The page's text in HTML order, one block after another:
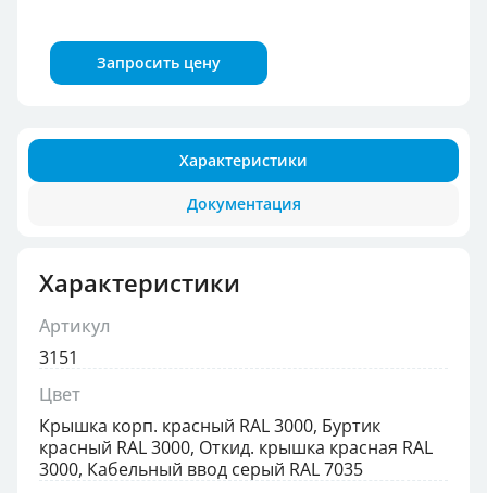
Запросить цену
Характеристики
Документация
Характеристики
Артикул
3151
Цвет
Крышка корп. красный RAL 3000, Буртик
красный RAL 3000, Откид. крышка красная RAL
3000, Кабельный ввод серый RAL 7035